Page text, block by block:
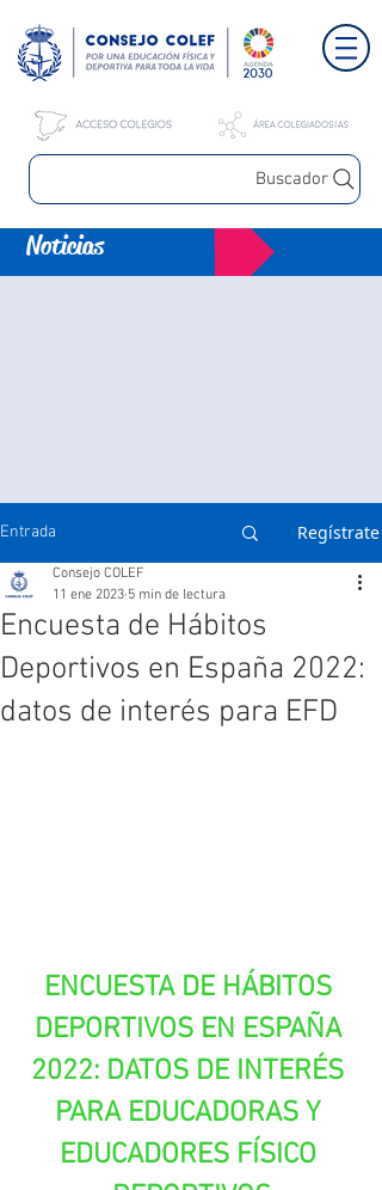
Buscador
Noticias
Entrada Regístrate
Encuesta de Hábitos
Deportivos en España 2022:
datos de interés para EFD
Consejo COLEF
11 ene 2023 5 min de lectura
ENCUESTA DE HÁBITOS
DEPORTIVOS EN ESPAÑA
2022: DATOS DE INTERÉS
PARA EDUCADORAS Y
EDUCADORES FÍSICO